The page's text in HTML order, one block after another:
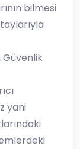
bilmesi
Güvenlik
yani